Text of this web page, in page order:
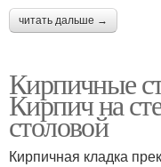
читать дальше →
Кирпичные
Кирпич на
столовой
Кирпичная кладка